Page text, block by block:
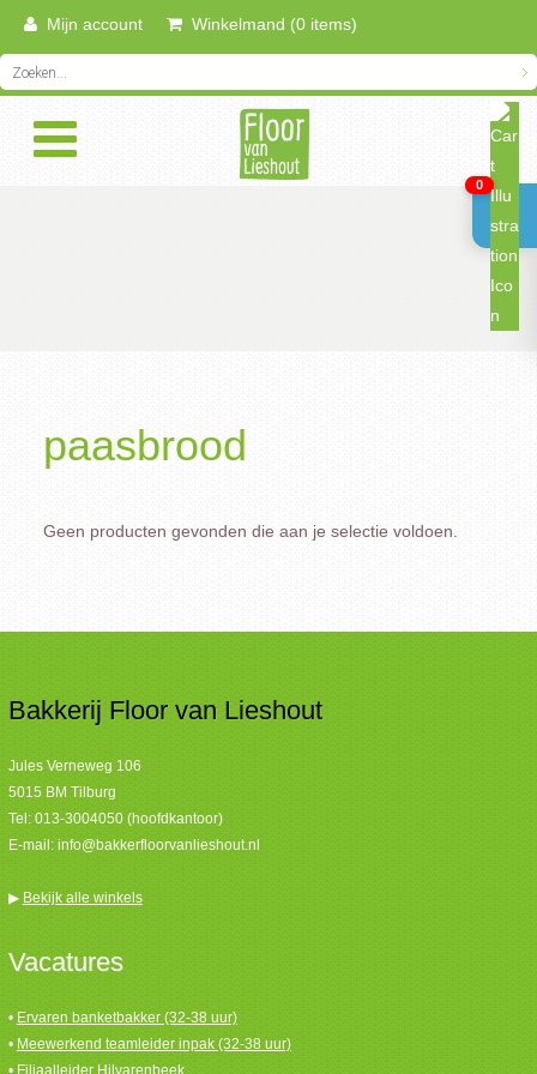
Mijn account Winkelmand (0 items)
paasbrood
Geen producten gevonden die aan je selectie voldoen.
Bakkerij Floor van Lieshout
Jules Verneweg 106
5015 BM Tilburg
Tel: 013-3004050 (hoofdkantoor)
E-mail: info@bakkerfloorvanlieshout.nl
▶ Bekijk alle winkels
Vacatures
• Ervaren banketbakker (32-38 uur)
• Meewerkend teamleider inpak (32-38 uur)
0